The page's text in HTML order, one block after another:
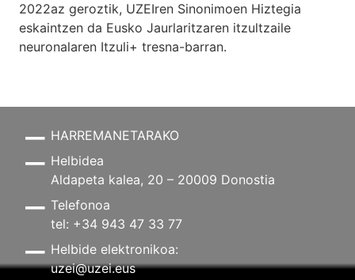
2022az geroztik, UZEIren Sinonimoen Hiztegia
eskaintzen da Eusko Jaurlaritzaren itzultzaile
neuronalaren Itzuli+ tresna-barran.
HARREMANETARAKO
Helbidea
Aldapeta kalea, 20 – 20009 Donostia
Telefonoa
tel: +34 943 47 33 77
Helbide elektronikoa:
uzei@uzei.eus